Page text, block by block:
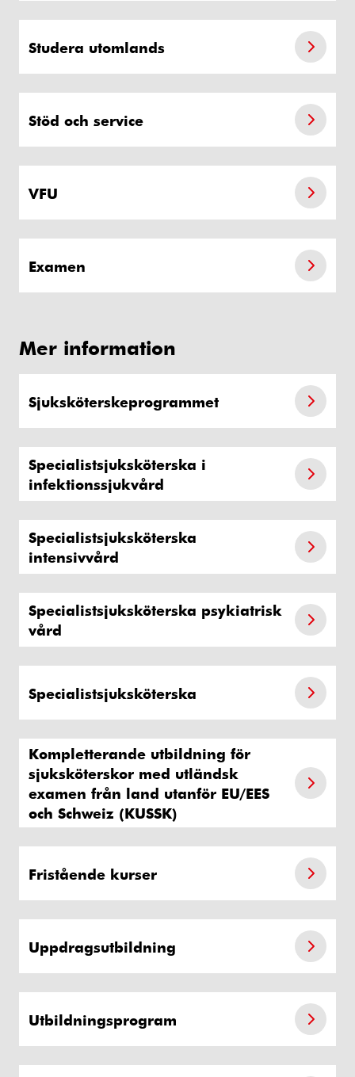
Studera utomlands
Stöd och service
VFU
Examen
Mer information
Sjuksköterskeprogrammet
Specialistsjuksköterska i
infektionssjukvård
Specialistsjuksköterska
intensivvård
Specialistsjuksköterska psykiatrisk
vård
Specialistsjuksköterska
Kompletterande utbildning för
sjuksköterskor med utländsk
examen från land utanför EU/EES
och Schweiz (KUSSK)
Fristående kurser
Uppdragsutbildning
Utbildningsprogram